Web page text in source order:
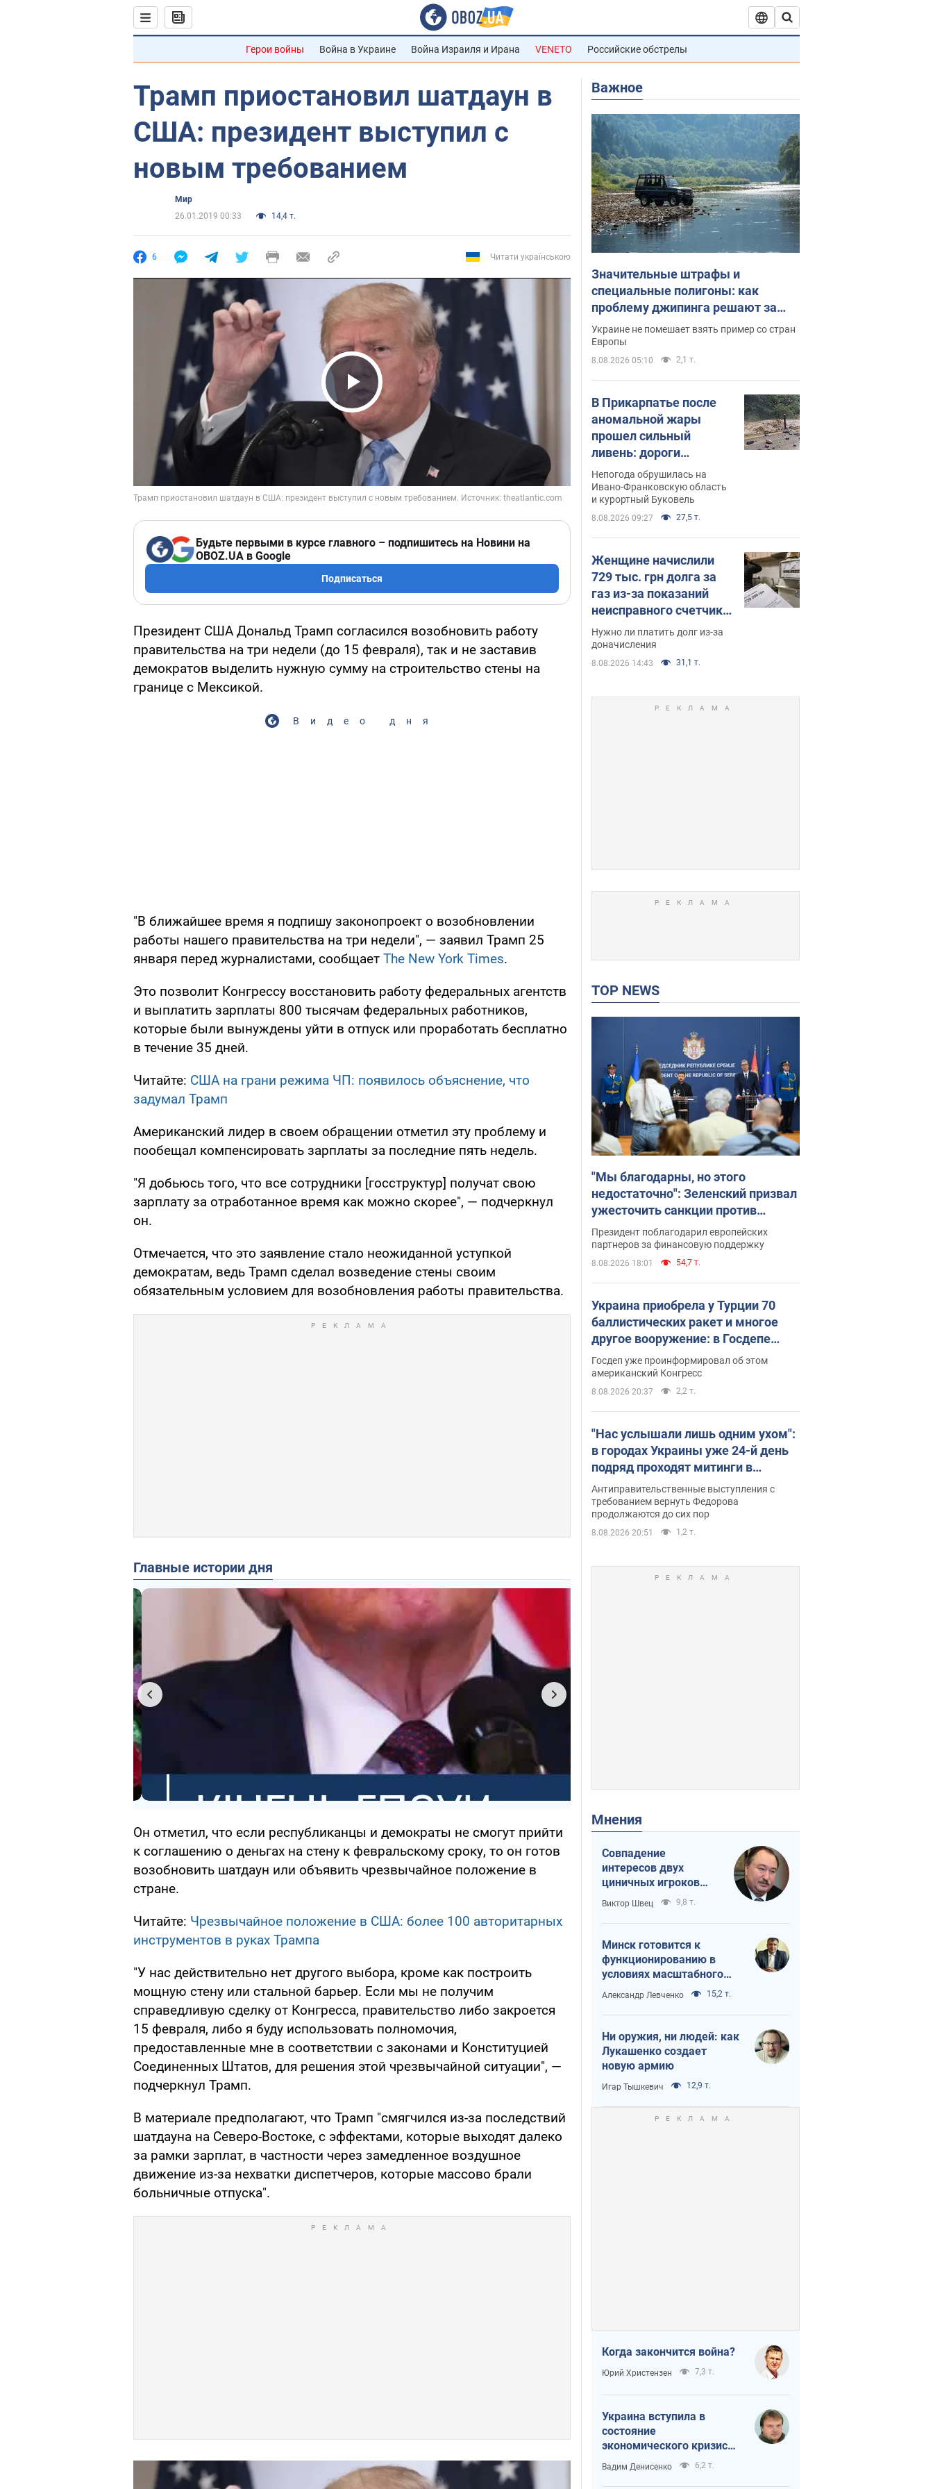
Герои войны Война в Украине Война Израиля и Ирана VENETO Российские обстрелы
Трамп приостановил шатдаун в
США: президент выступил с
новым требованием
Мир
26.01.2019 00:33
14,4 т.
6 Читати українською
Play Video
Будьте первыми в курсе главного – подпишитесь на Новини на
OBOZ.UA в Google
Подписаться
Президент США Дональд Трамп согласился возобновить работу
правительства на три недели (до 15 февраля), так и не заставив
демократов выделить нужную сумму на строительство стены на
границе с Мексикой.
Видео дня
"В ближайшее время я подпишу законопроект о возобновлении
работы нашего правительства на три недели", — заявил Трамп 25
января перед журналистами, сообщает The New York Times.
Это позволит Конгрессу восстановить работу федеральных агентств
и выплатить зарплаты 800 тысячам федеральных работников,
которые были вынуждены уйти в отпуск или проработать бесплатно
в течение 35 дней.
Читайте: США на грани режима ЧП: появилось объяснение, что
задумал Трамп
Американский лидер в своем обращении отметил эту проблему и
пообещал компенсировать зарплаты за последние пять недель.
"Я добьюсь того, что все сотрудники [госструктур] получат свою
зарплату за отработанное время как можно скорее", — подчеркнул
он.
Отмечается, что это заявление стало неожиданной уступкой
демократам, ведь Трамп сделал возведение стены своим
обязательным условием для возобновления работы правительства.
Главные истории дня
Он отметил, что если республиканцы и демократы не смогут прийти
к соглашению о деньгах на стену к февральскому сроку, то он готов
возобновить шатдаун или объявить чрезвычайное положение в
стране.
Читайте: Чрезвычайное положение в США: более 100 авторитарных
инструментов в руках Трампа
"У нас действительно нет другого выбора, кроме как построить
мощную стену или стальной барьер. Если мы не получим
справедливую сделку от Конгресса, правительство либо закроется
15 февраля, либо я буду использовать полномочия,
предоставленные мне в соответствии с законами и Конституцией
Соединенных Штатов, для решения этой чрезвычайной ситуации", —
подчеркнул Трамп.
В материале предполагают, что Трамп "смягчился из-за последствий
шатдауна на Северо-Востоке, с эффектами, которые выходят далеко
за рамки зарплат, в частности через замедленное воздушное
движение из-за нехватки диспетчеров, которые массово брали
больничные отпуска".
Важное
Значительные штрафы и
специальные полигоны: как
проблему джипинга решают за
границей
Украине не помешает взять пример со стран
Европы
8.08.2026 05:10 2,1 т.
В Прикарпатье после
аномальной жары
прошел сильный
ливень: дороги
превратились в реки.
Видео
Непогода обрушилась на
Ивано-Франковскую область
и курортный Буковель
8.08.2026 09:27 27,5 т.
Женщине начислили
729 тыс. грн долга за
газ из-за показаний
неисправного счетчика:
судья вынес
неожиданное решение
Нужно ли платить долг из-за
доначисления
8.08.2026 14:43 31,1 т.
TOP NEWS
"Мы благодарны, но этого
недостаточно": Зеленский призвал
ужесточить санкции против
России
Президент поблагодарил европейских
партнеров за финансовую поддержку
8.08.2026 18:01 54,7 т.
Украина приобрела у Турции 70
баллистических ракет и многое
другое вооружение: в Госдепе
США обнародовали список
Госдеп уже проинформировал об этом
американский Конгресс
8.08.2026 20:37 2,2 т.
"Нас услышали лишь одним ухом":
в городах Украины уже 24-й день
подряд проходят митинги в
поддержку Федорова. Фото и
видео
Антиправительственные выступления с
требованием вернуть Федорова
продолжаются до сих пор
8.08.2026 20:51 1,2 т.
Мнения
Совпадение
интересов двух
циничных игроков
или тайный план
Трампа и Путина?
Виктор Швец 9,8 т.
Минск готовится к
функционированию в
условиях масштабного
военного кризиса
Александр Левченко 15,2 т.
Ни оружия, ни людей: как
Лукашенко создает
новую армию
Игар Тышкевич 12,9 т.
Когда закончится война?
Юрий Христензен 7,3 т.
Украина вступила в
состояние
экономического кризиса.
Есть ли свет в конце
туннеля?
Вадим Денисенко 6,2 т.